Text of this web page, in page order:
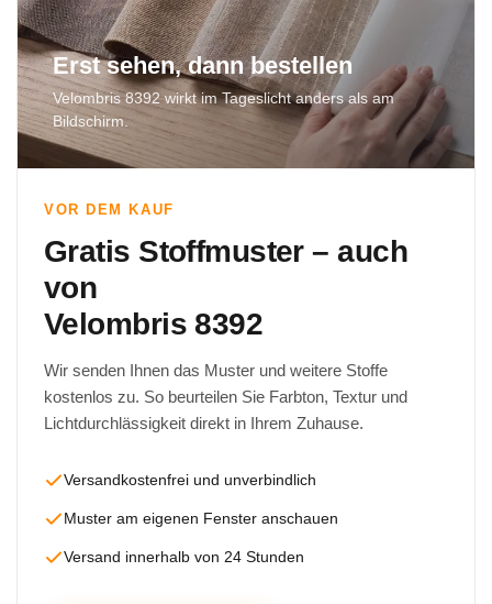
Erst sehen, dann bestellen
Velombris 8392 wirkt im Tageslicht anders als am
Bildschirm.
VOR DEM KAUF
Gratis Stoffmuster – auch
von
Velombris 8392
Wir senden Ihnen das Muster und weitere Stoffe
kostenlos zu. So beurteilen Sie Farbton, Textur und
Lichtdurchlässigkeit direkt in Ihrem Zuhause.
Versandkostenfrei und unverbindlich
Muster am eigenen Fenster anschauen
Versand innerhalb von 24 Stunden